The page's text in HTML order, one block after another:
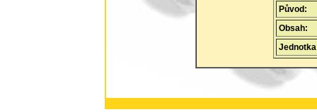
Původ:
Obsah: